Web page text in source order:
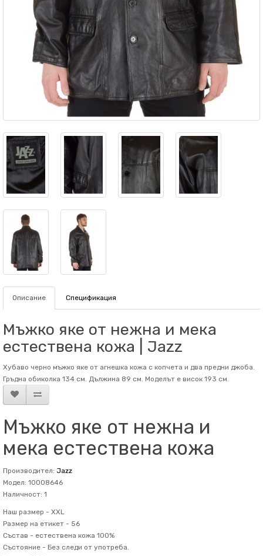
Описание Спецификация
Мъжко яке от нежна и мека
естествена кожа | Jazz
Хубаво черно мъжко яке от агнешка кожа с копчета и два предни джоба.
Гръдна обиколка 134 см. Дължина 89 см. Mоделът е висок 193 см.
Мъжко яке от нежна и
мека естествена кожа
Производител: Jazz
Модел: 10008646
Наличност: 1
Наш размер - XXL
Размер на етикет - 56
Състав - естествена кожа 100%
Състояние - Без следи от употреба.